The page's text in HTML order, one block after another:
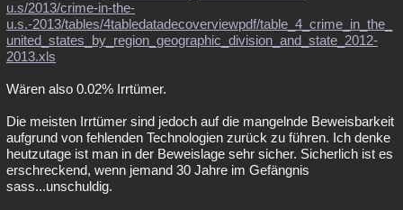
u.s/2013/crime-in-the-
u.s.-2013/tables/4tabledatadecoverviewpdf/table_4_crime_in_the_
united_states_by_region_geographic_division_and_state_2012-
2013.xls
Wären also 0.02% Irrtümer.
Die meisten Irrtümer sind jedoch auf die mangelnde Beweisbarkeit
aufgrund von fehlenden Technologien zurück zu führen. Ich denke
heutzutage ist man in der Beweislage sehr sicher. Sicherlich ist es
erschreckend, wenn jemand 30 Jahre im Gefängnis
sass...unschuldig.